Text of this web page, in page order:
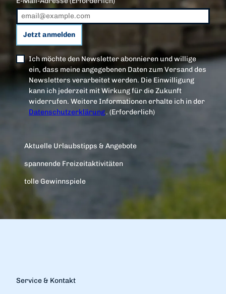
Jetzt anmelden
Ich möchte den Newsletter abonnieren und willige
ein, dass meine angegebenen Daten zum Versand des
Newsletters verarbeitet werden. Die Einwilligung
kann ich jederzeit mit Wirkung für die Zukunft
widerrufen. Weitere Informationen erhalte ich in der
Datenschutzerklärung.(Erforderlich)
Aktuelle Urlaubstipps & Angebote
spannende Freizeitaktivitäten
tolle Gewinnspiele
Service & Kontakt